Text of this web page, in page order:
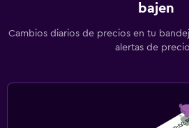
bajen
Cambios diarios de precios en tu
alertas de